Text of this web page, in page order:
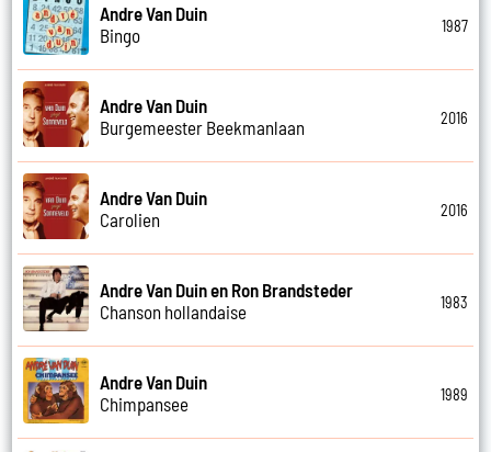
Andre Van Duin
Bingo
1987
Andre Van Duin
Burgemeester Beekmanlaan
2016
Andre Van Duin
Carolien
2016
Andre Van Duin en Ron Brandsteder
Chanson hollandaise
1983
Andre Van Duin
Chimpansee
1989